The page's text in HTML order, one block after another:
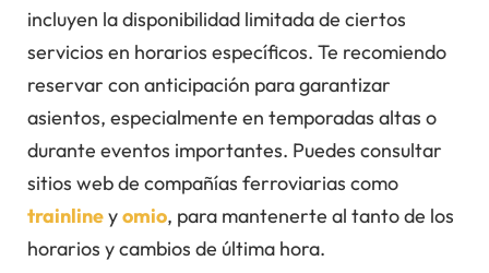
incluyen la disponibilidad limitada de ciertos
servicios en horarios específicos. Te recomiendo
reservar con anticipación para garantizar
asientos, especialmente en temporadas altas o
durante eventos importantes. Puedes consultar
sitios web de compañías ferroviarias como
trainlineyomio, para mantenerte al tanto de los
horarios y cambios de última hora.